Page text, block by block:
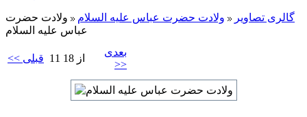
گالری تصاویر ولادت حضرت عباس علیه السلام
ولادت حضرت
عباس علیه السلام
<< قبلی 11 از 18
بعدی
>>